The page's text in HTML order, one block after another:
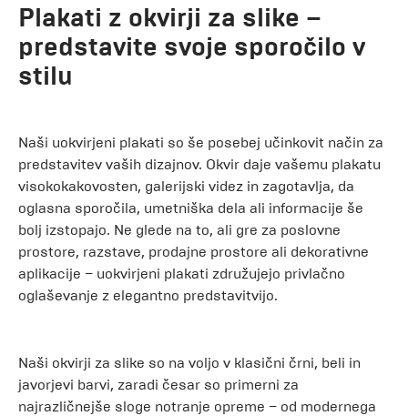
Plakati z okvirji za slike –
predstavite svoje sporočilo v
stilu
Naši uokvirjeni plakati so še posebej učinkovit način za
predstavitev vaših dizajnov. Okvir daje vašemu plakatu
visokokakovosten, galerijski videz in zagotavlja, da
oglasna sporočila, umetniška dela ali informacije še
bolj izstopajo. Ne glede na to, ali gre za poslovne
prostore, razstave, prodajne prostore ali dekorativne
aplikacije – uokvirjeni plakati združujejo privlačno
oglaševanje z elegantno predstavitvijo.
Naši okvirji za slike so na voljo v klasični črni, beli in
javorjevi barvi, zaradi česar so primerni za
najrazličnejše sloge notranje opreme – od modernega